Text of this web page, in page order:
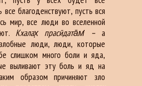
благоденствуют, пусть вся
мир, все люди во вселенной
Кхалах̣ прасӣдата̄м̇ –а
люди, люди, которые
слишком много боли и яда,
выливают эту боль и яд на
образом причиняют зло